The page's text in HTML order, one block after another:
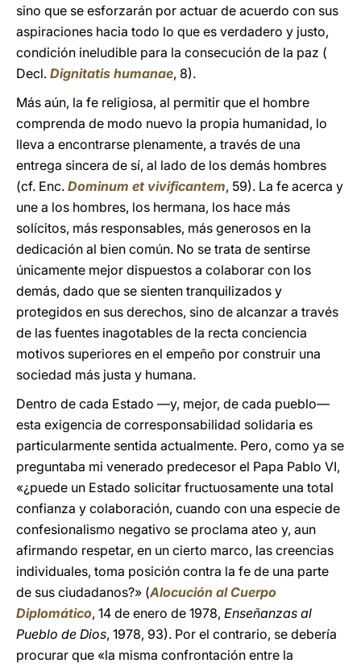
sino que se esforzarán por actuar de acuerdo con sus
aspiraciones hacia todo lo que es verdadero y justo,
condición ineludible para la consecución de la paz (
Decl. Dignitatis humanae, 8).
Más aún, la fe religiosa, al permitir que el hombre
comprenda de modo nuevo la propia humanidad, lo
lleva a encontrarse plenamente, a través de una
entrega sincera de sí, al lado de los demás hombres
(cf. Enc. Dominum et vivificantem, 59). La fe acerca y
une a los hombres, los hermana, los hace más
solícitos, más responsables, más generosos en la
dedicación al bien común. No se trata de sentirse
únicamente mejor dispuestos a colaborar con los
demás, dado que se sienten tranquilizados y
protegidos en sus derechos, sino de alcanzar a través
de las fuentes inagotables de la recta conciencia
motivos superiores en el empeño por construir una
sociedad más justa y humana.
Dentro de cada Estado —y, mejor, de cada pueblo—
esta exigencia de corresponsabilidad solidaria es
particularmente sentida actualmente. Pero, como ya se
preguntaba mi venerado predecesor el Papa Pablo VI,
«¿puede un Estado solicitar fructuosamente una total
confianza y colaboración, cuando con una especie de
confesionalismo negativo se proclama ateo y, aun
afirmando respetar, en un cierto marco, las creencias
individuales, toma posición contra la fe de una parte
de sus ciudadanos?» (Alocución al Cuerpo
Diplomático, 14 de enero de 1978, Enseñanzas al
Pueblo de Dios, 1978, 93). Por el contrario, se debería
procurar que «la misma confrontación entre la